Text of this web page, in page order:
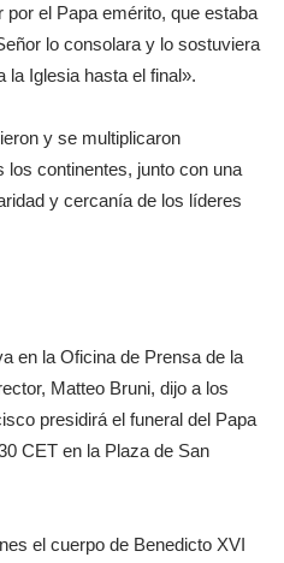
el Papa emérito, que estaba
lo consolara y lo sostuviera
la Iglesia hasta el final».
y se multiplicaron
los continentes, junto con una
y cercanía de los líderes
en la Oficina de Prensa de la
Matteo Bruni, dijo a los
presidirá el funeral del Papa
CET en la Plaza de San
el cuerpo de Benedicto XVI